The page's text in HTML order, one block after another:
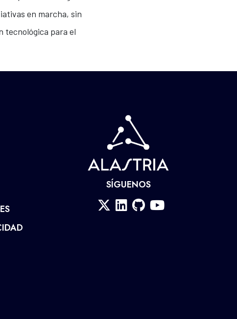
en marcha, sin
tecnológica para el
SÍGUENOS